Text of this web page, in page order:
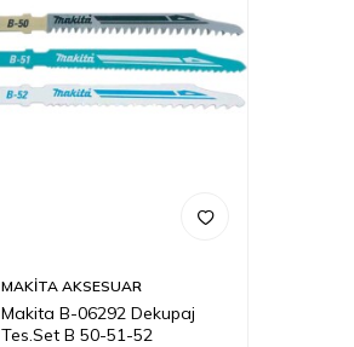
MAKİTA AKSESUAR
Makita B-06292 Dekupaj
Tes.Set B 50-51-52